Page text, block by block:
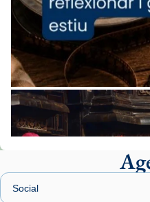
«Avui les santes
ajuden a alçar la
Mons. Sergi Gordo,
presidit aquest 27
Santes de Mataró.
🔗tinyurl.com/
📸 J. Merino